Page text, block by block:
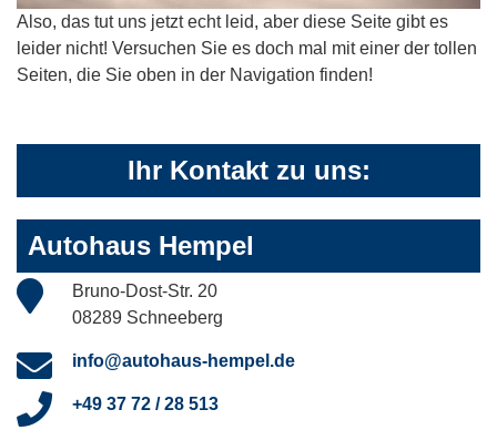
Also, das tut uns jetzt echt leid, aber diese Seite gibt es
leider nicht! Versuchen Sie es doch mal mit einer der tollen
Seiten, die Sie oben in der Navigation finden!
Ihr Kontakt zu uns:
Autohaus Hempel
Bruno-Dost-Str. 20
08289 Schneeberg
info@autohaus-hempel.de
+49 37 72 / 28 513